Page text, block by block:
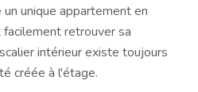
unique appartement en
retrouver sa
intérieur existe toujours
créée à l'étage.